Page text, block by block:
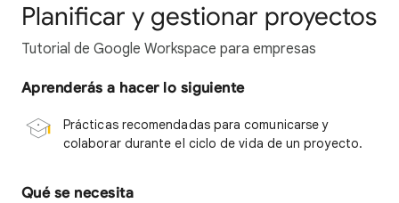
Planificar y gestionar proyectos
​Tutorial de Google Workspace​ para empresas
Aprenderás a hacer lo siguiente
Prácticas recomendadas para comunicarse y
colaborar durante el ciclo de vida de un proyecto.
Qué se necesita